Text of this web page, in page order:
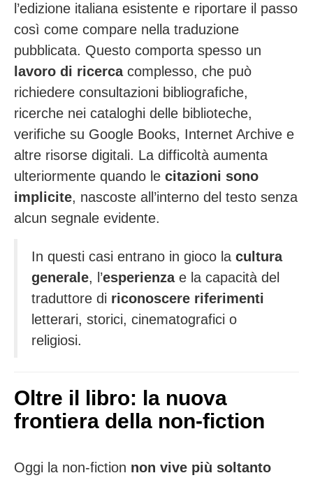
l’edizione italiana esistente e riportare il passo
così come compare nella traduzione
pubblicata. Questo comporta spesso un
lavoro di ricercacomplesso, che può
richiedere consultazioni bibliografiche,
ricerche nei cataloghi delle biblioteche,
verifiche su Google Books, Internet Archive e
altre risorse digitali. La difficoltà aumenta
ulteriormente quando le citazioni sono
implicite, nascoste all’interno del testo senza
alcun segnale evidente.
In questi casi entrano in gioco la cultura
generale, l’esperienzae la capacità del
traduttore di riconoscere riferimenti
letterari, storici, cinematografici o
religiosi.
Oltre il libro: la nuova
frontiera della non-fiction
Oggi la non-fiction non vive più soltanto